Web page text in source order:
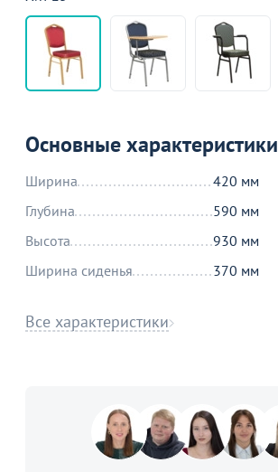
Основные характеристики
Ширина
420 мм
Глубина
590 мм
Высота
930 мм
Ширина сиденья
370 мм
Все характеристики